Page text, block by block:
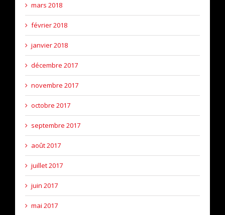
mars 2018
février 2018
janvier 2018
décembre 2017
novembre 2017
octobre 2017
septembre 2017
août 2017
juillet 2017
juin 2017
mai 2017